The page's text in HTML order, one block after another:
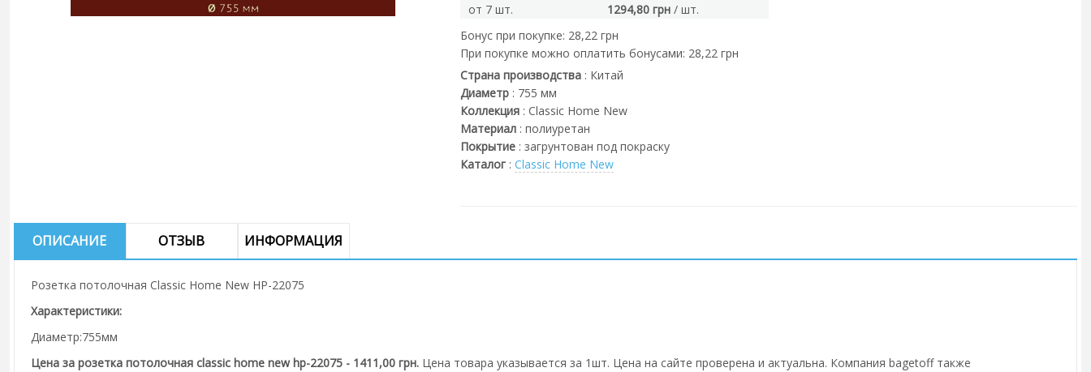
от 7 шт.
1294,80 грн / шт.
Бонус при покупке: 28,22 грн
При покупке можно оплатить бонусами: 28,22 грн
Страна производства: Китай
Диаметр: 755 мм
Коллекция: Classic Home New
Материал: полиуретан
Покрытие: загрунтован под покраску
Каталог: Classic Home New
ОПИСАНИЕ ОТЗЫВ ИНФОРМАЦИЯ
Розетка потолочная Classic Home New HP-22075
Характеристики:
Диаметр:755мм
Цена за розетка потолочная classic home new hp-22075 - 1411,00 грн. Цена товара указывается за 1шт. Цена на сайте проверена и актуальна. Компания bagetoff также